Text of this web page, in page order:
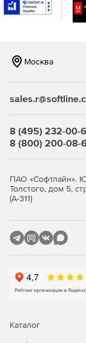
Москва
8 (495) 232-00-
8 (800) 200-08-
ПАО «Софтлайн».
Толстого, дом 5,
(А-311)
Каталог